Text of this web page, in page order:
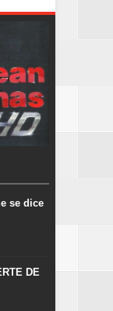
se dice
DE